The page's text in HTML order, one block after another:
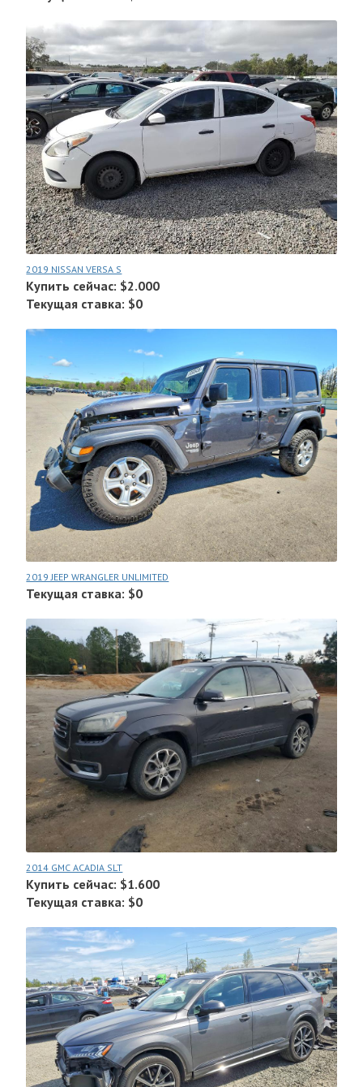
2019 NISSAN VERSA S
Купить сейчас: $2.000
Текущая ставка: $0
2019 JEEP WRANGLER UNLIMITED
Текущая ставка: $0
2014 GMC ACADIA SLT
Купить сейчас: $1.600
Текущая ставка: $0